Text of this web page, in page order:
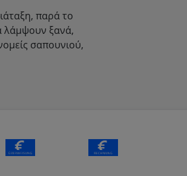
παρά το
λάμψουν ξανά,
σαπουνιού,